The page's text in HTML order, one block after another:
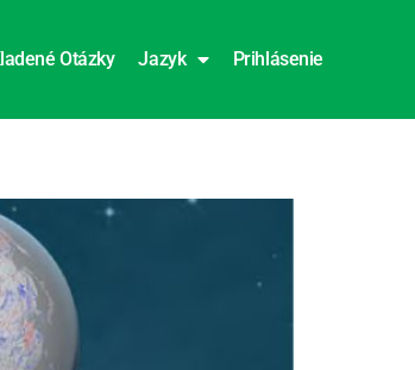
Otázky Jazyk Prihlásenie